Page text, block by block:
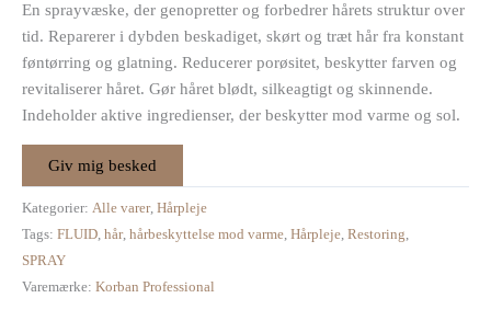
En sprayvæske, der genopretter og forbedrer hårets struktur over
tid. Reparerer i dybden beskadiget, skørt og træt hår fra konstant
føntørring og glatning. Reducerer porøsitet, beskytter farven og
revitaliserer håret. Gør håret blødt, silkeagtigt og skinnende.
Indeholder aktive ingredienser, der beskytter mod varme og sol.
Kategorier: Alle varer, Hårpleje
Tags: FLUID hår, hårbeskyttelse mod varme Hårpleje Restoring
SPRAY
Varemærke: Korban Professional